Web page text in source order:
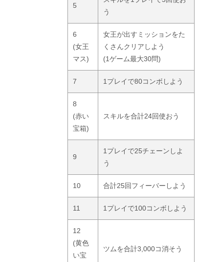
5
う
6
(女王
マス)
女王が出すミッションをた
くさんクリアしよう
(1ゲーム最大30問)
7 1プレイで80コンボしよう
8
(赤い
宝箱)
スキルを合計24回使おう
9
1プレイで25チェーンしよ
う
10 合計25回フィーバーしよう
11 1プレイで100コンボしよう
12
(黄色
い宝
ツムを合計3,000コ消そう